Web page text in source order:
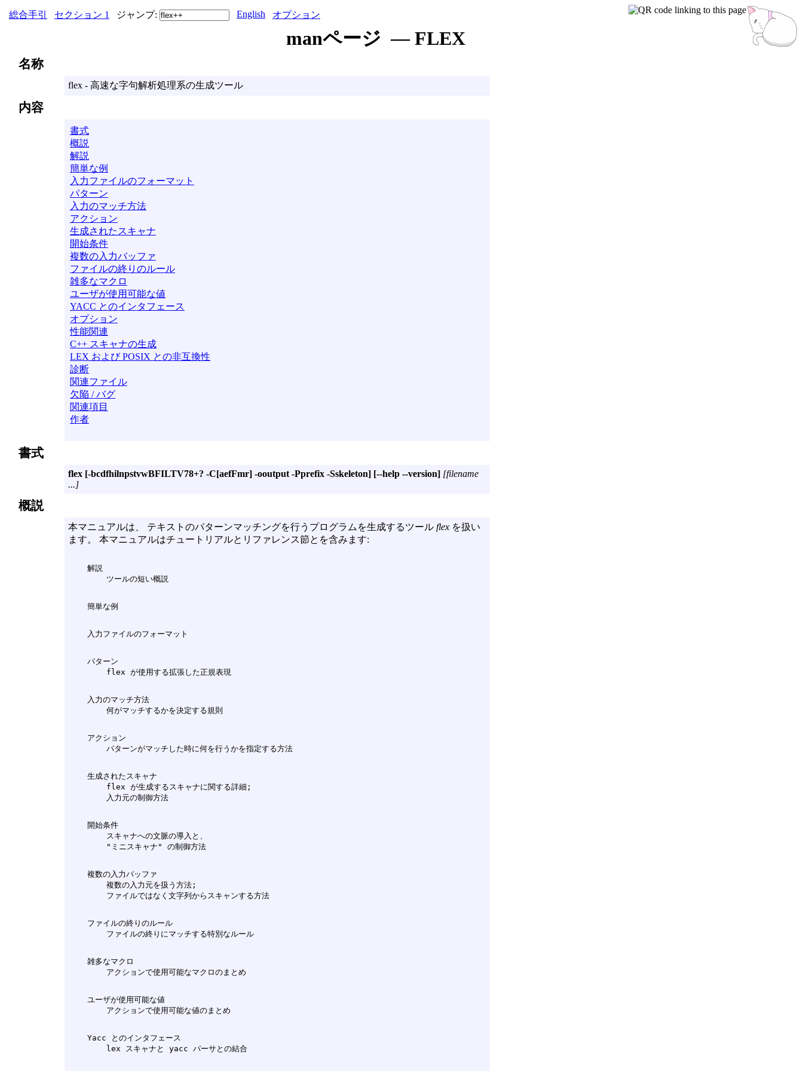
総合手引 セクション 1 ジャンプ: English オプション
manページ — FLEX
名称
flex - 高速な字句解析処理系の生成ツール
内容
書式
概説
解説
簡単な例
入力ファイルのフォーマット
パターン
入力のマッチ方法
アクション
生成されたスキャナ
開始条件
複数の入力バッファ
ファイルの終りのルール
雑多なマクロ
ユーザが使用可能な値
YACC とのインタフェース
オプション
性能関連
C++ スキャナの生成
LEX および POSIX との非互換性
診断
関連ファイル
欠陥 / バグ
関連項目
作者
書式
flex [-bcdfhilnpstvwBFILTV78+? -C[aefFmr] -ooutput -Pprefix -Sskeleton] [--help --version] [filename
...]
概説
本マニュアルは、 テキストのパターンマッチングを行うプログラムを生成するツール flex を扱い
ます。 本マニュアルはチュートリアルとリファレンス節とを含みます:
    解説
    パターン
    入力のマッチ方法
    アクション
    生成されたスキャナ
        flex が生成するスキャナに関する詳細;
    開始条件
        スキャナへの文脈の導入と、
    複数の入力バッファ
        複数の入力元を扱う方法;
    ファイルの終りのルール
    雑多なマクロ
    ユーザが使用可能な値
    Yacc とのインタフェース